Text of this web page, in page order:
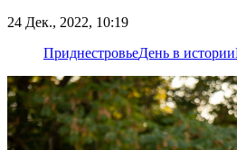
24 Дек., 2022, 10:19
ПриднестровьеДень в истории